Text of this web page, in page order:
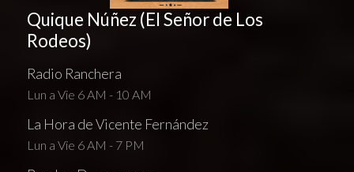
Quique Núñez (El Señor de Los
Rodeos)
Radio Ranchera
Lun a Vie 6 AM - 10 AM
La Hora de Vicente Fernández
Lun a Vie 6 AM - 7 PM